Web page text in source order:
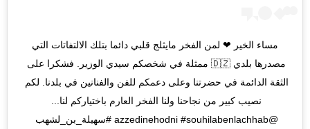
مساء الخير ❤ لمن الفخر مايثلج قلبي دائما بتلك الالتفاتات التي
مصدرها بلدي 🇩🇿 ممثلة في شخصكم سيدي الوزير. فشكرا على
الثقة الدائمة في حضرتنا وعلى دعمكم للفن والفنانين في بلدنا. لكم
نصيب كبير من نجاحنا ولنا الفخر العارم باختياركم لنا...
@azzedinehodni #souhilabenlachhab #سهيلة_بن_لشهب